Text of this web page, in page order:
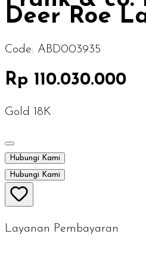
Deer Roe
Code: ABD003935
Rp 110.030.000
Gold 18K
Hubungi Kami
Hubungi Kami
Layanan Pembayaran